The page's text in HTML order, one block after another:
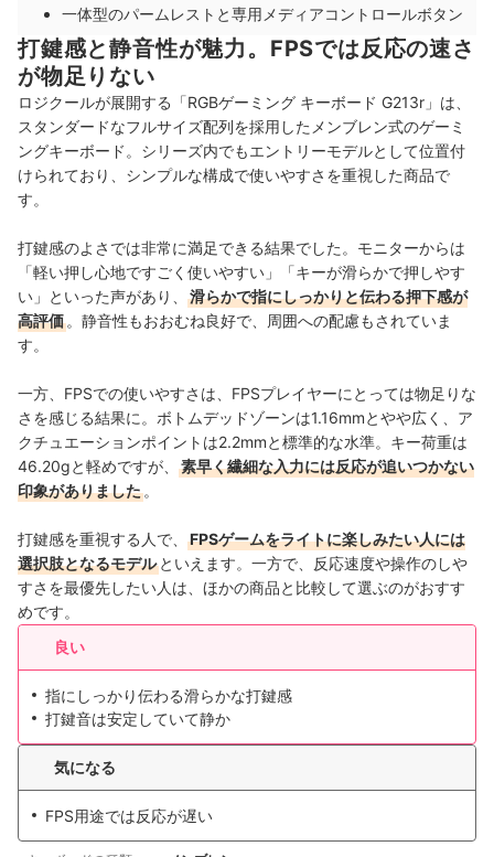
一体型のパームレストと専用メディアコントロールボタン
打鍵感と静音性が魅力。FPSでは反応の速さ
が物足りない
ロジクールが展開する「RGBゲーミング キーボード G213r」は、
スタンダードなフルサイズ配列を採用したメンブレン式のゲーミ
ングキーボード。シリーズ内でもエントリーモデルとして位置付
けられており、シンプルな構成で使いやすさを重視した商品で
す。
打鍵感のよさでは非常に満足できる結果でした。モニターからは
「軽い押し心地ですごく使いやすい」「キーが滑らかで押しやす
い」といった声があり、
滑らかで指にしっかりと伝わる押下感が
高評価 。静音性もおおむね良好で、周囲への配慮もされていま
す。
一方、FPSでの使いやすさは、FPSプレイヤーにとっては物足りな
さを感じる結果に。ボトムデッドゾーンは1.16mmとやや広く、ア
クチュエーションポイントは2.2mmと標準的な水準。キー荷重は
46.20gと軽めですが、
素早く繊細な入力には反応が追いつかない
印象がありました 。
打鍵感を重視する人で、
FPSゲームをライトに楽しみたい人には
選択肢となるモデル といえます。一方で、反応速度や操作のしや
すさを最優先したい人は、ほかの商品と比較して選ぶのがおすす
めです。
良い
指にしっかり伝わる滑らかな打鍵感
打鍵音は安定していて静か
気になる
FPS用途では反応が遅い